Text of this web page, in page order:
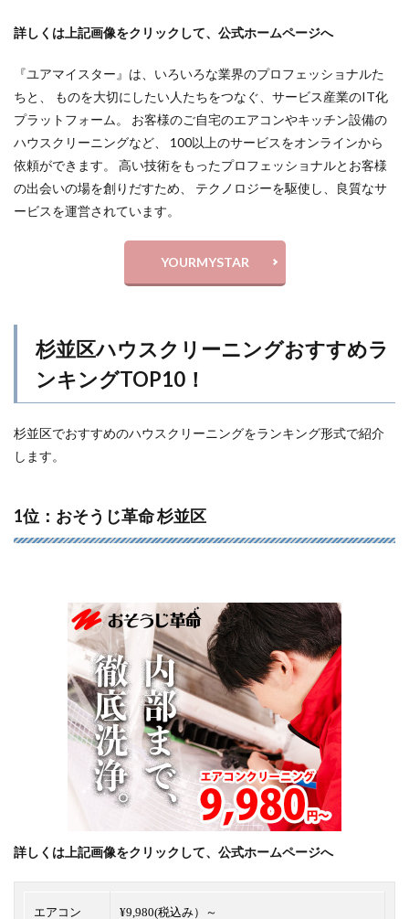
詳しくは上記画像をクリックして、公式ホームページへ
『ユアマイスター』は、いろいろな業界のプロフェッショナルた
ちと、 ものを大切にしたい人たちをつなぐ、サービス産業のIT化
プラットフォーム。 お客様のご自宅のエアコンやキッチン設備の
ハウスクリーニングなど、 100以上のサービスをオンラインから
依頼ができます。 高い技術をもったプロフェッショナルとお客様
の出会いの場を創りだすため、 テクノロジーを駆使し、良質なサ
ービスを運営されています。
YOURMYSTAR
杉並区ハウスクリーニングおすすめラ
ンキングTOP10！
杉並区でおすすめのハウスクリーニングをランキング形式で紹介
します。
1位：おそうじ革命 杉並区
詳しくは上記画像をクリックして、公式ホームページへ
エアコン ¥9,980(税込み）～